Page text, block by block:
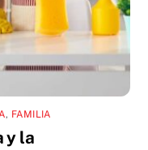
, FAMILIA
y la